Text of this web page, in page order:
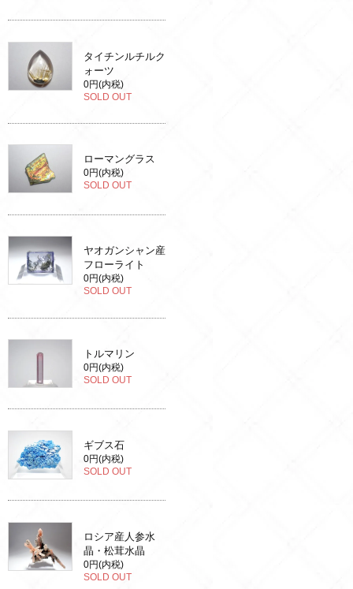
タイチンルチルク
ォーツ
0円(内税)
SOLD OUT
ローマングラス
0円(内税)
SOLD OUT
ヤオガンシャン産
フローライト
0円(内税)
SOLD OUT
トルマリン
0円(内税)
SOLD OUT
ギブス石
0円(内税)
SOLD OUT
ロシア産人参水
晶・松茸水晶
0円(内税)
SOLD OUT